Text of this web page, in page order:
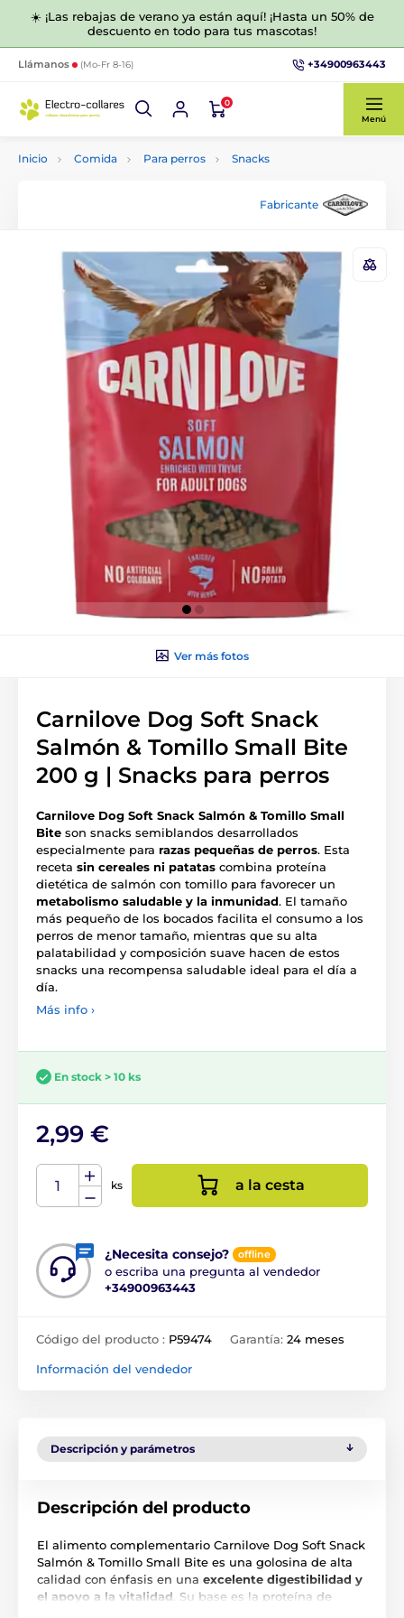
☀️ ¡Las rebajas de verano ya están aquí! ¡Hasta un 50% de
descuento en todo para tus mascotas!
Llámanos (Mo-Fr 8-16) +34900963443
0
Menú
Inicio Comida Para perros Snacks
Fabricante
Ver más fotos
Carnilove Dog Soft Snack
Salmón & Tomillo Small Bite
200 g | Snacks para perros
Carnilove Dog Soft Snack Salmón & Tomillo Small
Bite son snacks semiblandos desarrollados
especialmente para razas pequeñas de perros. Esta
receta sin cereales ni patatas combina proteína
dietética de salmón con tomillo para favorecer un
metabolismo saludable y la inmunidad. El tamaño
más pequeño de los bocados facilita el consumo a los
perros de menor tamaño, mientras que su alta
palatabilidad y composición suave hacen de estos
snacks una recompensa saludable ideal para el día a
día.
Más info ›
En stock > 10 ks
2,99 €
ks a la cesta
¿Necesita consejo? offline
o escriba una pregunta al vendedor
+34900963443
Código del producto : P59474 Garantía: 24 meses
Información del vendedor
Descripción y parámetros
Descripción del producto
El alimento complementario Carnilove Dog Soft Snack
Salmón & Tomillo Small Bite es una golosina de alta
calidad con énfasis en una excelente digestibilidad y
el apoyo a la vitalidad . Su base es la proteína de